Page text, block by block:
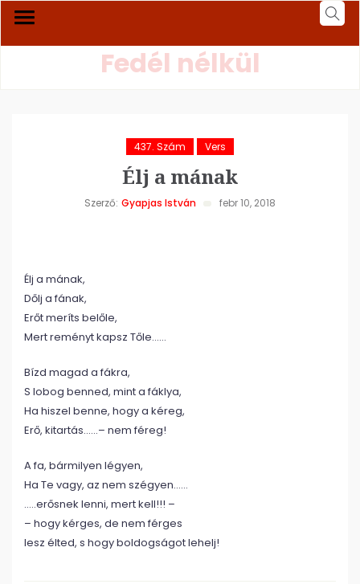
Fedél nélkül
437. Szám Vers
Élj a mának
Szerző: Gyapjas István febr 10, 2018
Élj a mának,
Dőlj a fának,
Erőt meríts belőle,
Mert reményt kapsz Tőle……
Bízd magad a fákra,
S lobog benned, mint a fáklya,
Ha hiszel benne, hogy a kéreg,
Erő, kitartás……– nem féreg!
A fa, bármilyen légyen,
Ha Te vagy, az nem szégyen……
…..erősnek lenni, mert kell!!! –
– hogy kérges, de nem férges
lesz élted, s hogy boldogságot lehelj!